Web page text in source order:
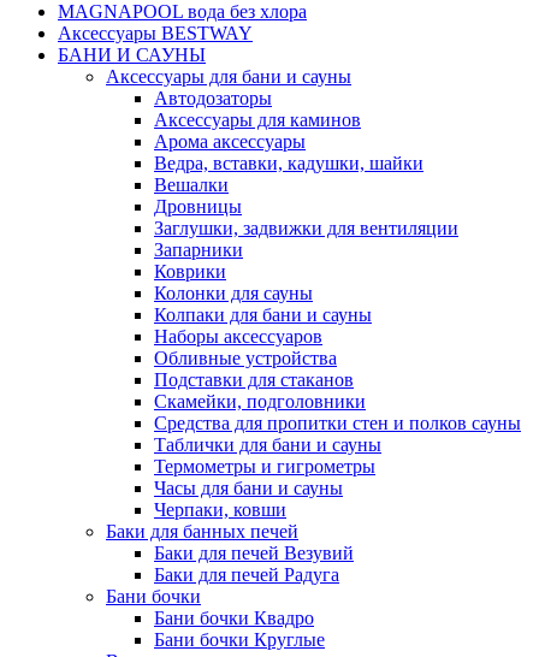
MAGNAPOOL вода без хлора
Аксессуары BESTWAY
БАНИ И САУНЫ
Аксессуары для бани и сауны
Автодозаторы
Аксессуары для каминов
Арома аксессуары
Ведра, вставки, кадушки, шайки
Вешалки
Дровницы
Заглушки, задвижки для вентиляции
Запарники
Коврики
Колонки для сауны
Колпаки для бани и сауны
Наборы аксессуаров
Обливные устройства
Подставки для стаканов
Скамейки, подголовники
Средства для пропитки стен и полков сауны
Таблички для бани и сауны
Термометры и гигрометры
Часы для бани и сауны
Черпаки, ковши
Баки для банных печей
Баки для печей Везувий
Баки для печей Радуга
Бани бочки
Бани бочки Квадро
Бани бочки Круглые